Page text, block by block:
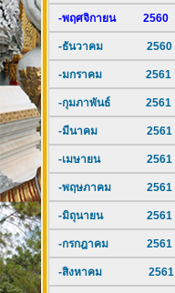
-พฤศจิกายน 2560
-ธันวาคม 2560
-มกราคม 2561
-กุมภาพันธ์ 2561
-มีนาคม 2561
-เมษายน 2561
-พฤษภาคม 2561
-มิถุนายน 2561
-กรกฎาคม 2561
-สิงหาคม 2561